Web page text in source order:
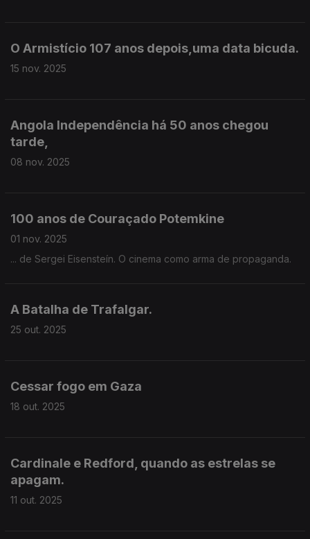
O Armistício 107 anos depois,uma data bicuda.
15 nov. 2025
Angola Independência há 50 anos chegou
tarde,
08 nov. 2025
100 anos de Couraçado Potemkine
01 nov. 2025
... de Sergei Eisensteín. O cinema como arma de propaganda.
A Batalha de Trafalgar.
25 out. 2025
Cessar fogo em Gaza
18 out. 2025
Cardinale e Redford, quando as estrelas se
apagam.
11 out. 2025